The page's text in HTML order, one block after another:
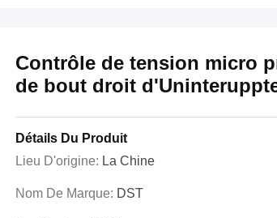
Contrôle de tension micro
de bout droit
Détails Du Produit
Lieu D'origine: La Chine
Nom De Marque: DST